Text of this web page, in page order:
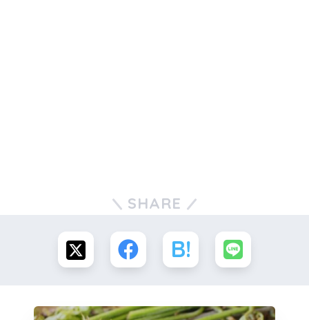
SHARE